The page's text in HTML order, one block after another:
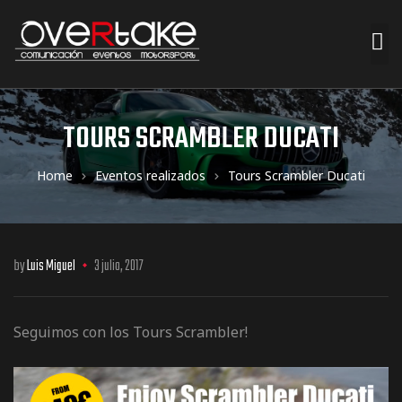
TOURS SCRAMBLER DUCATI
Home Eventos realizados Tours Scrambler Ducati
byLuis Miguel 3 julio, 2017
Seguimos con los Tours Scrambler!
de